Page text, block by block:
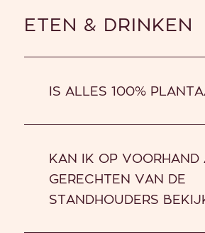
ETEN & DRINKEN
IS ALLES 100%
KAN IK OP VOORHAND
GERECHTEN VAN DE
STANDHOUDERS